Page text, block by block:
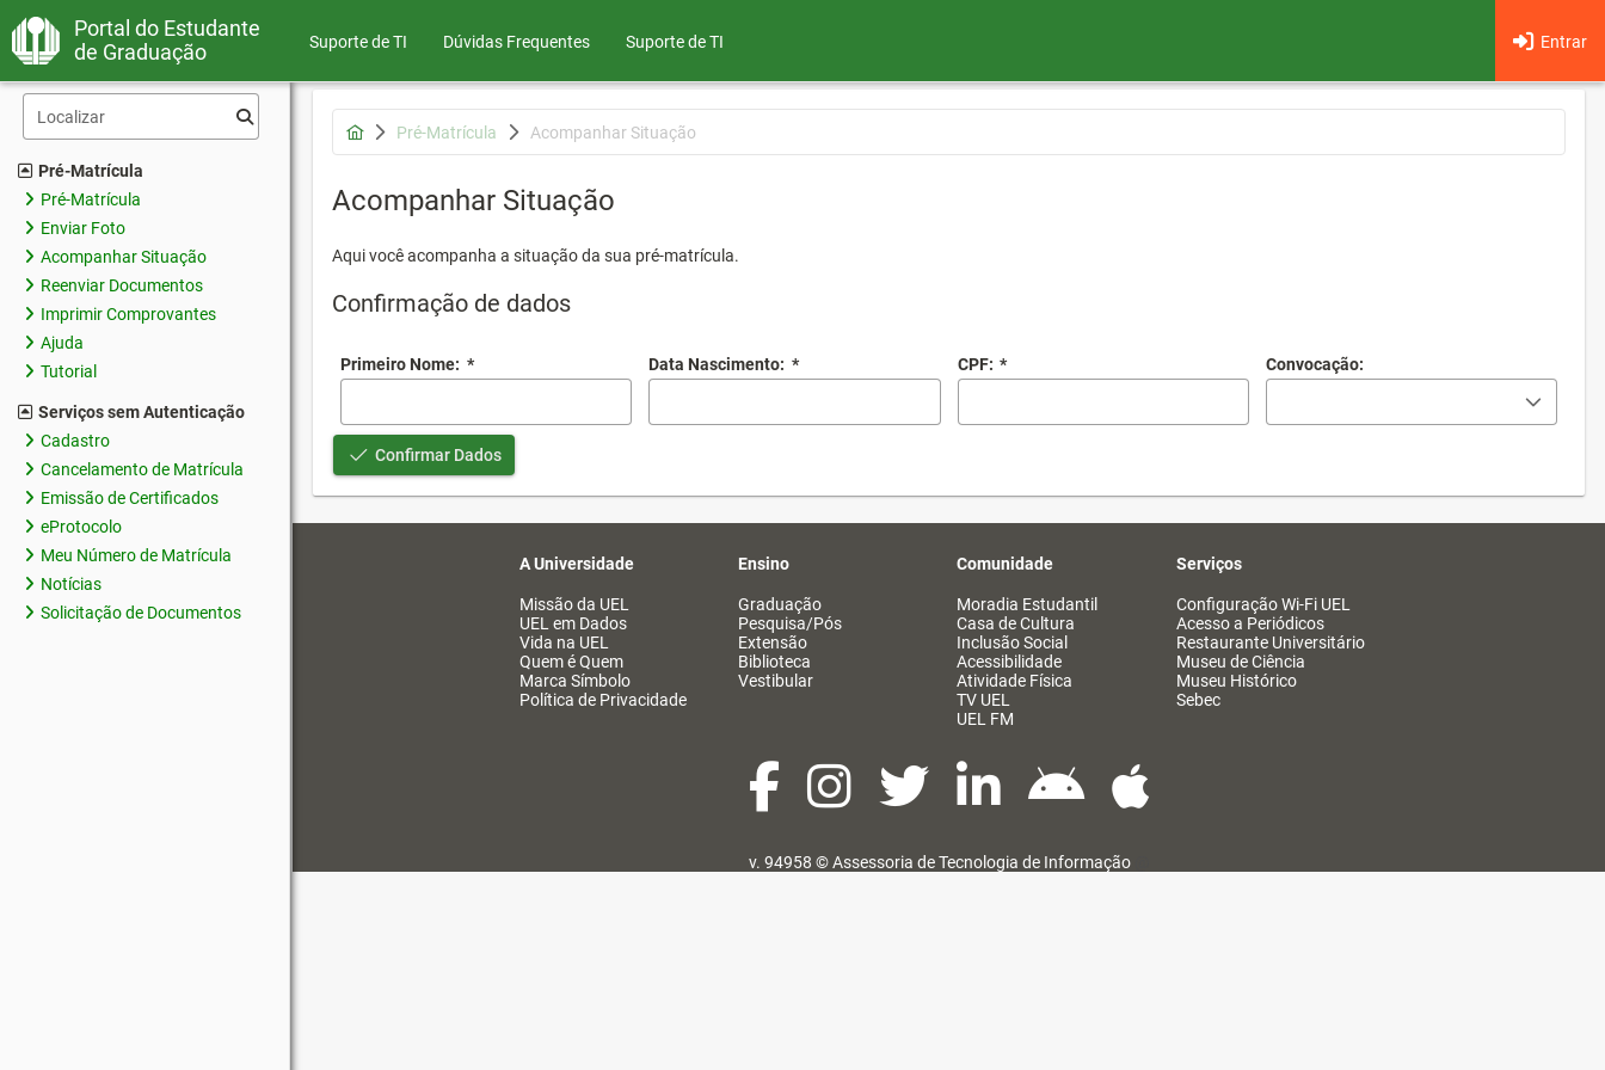
Portal do Estudante
de Graduação
Suporte de TI Dúvidas Frequentes Entrar
Suporte de TI
Pré-Matrícula
Pré-Matrícula
Enviar Foto
Acompanhar Situação
Reenviar Documentos
Imprimir Comprovantes
Ajuda
Tutorial
Serviços sem Autenticação
Cadastro
Cancelamento de Matrícula
Emissão de Certificados
eProtocolo
Meu Número de Matrícula
Notícias
Solicitação de Documentos
Pré-Matrícula Acompanhar Situação
Acompanhar Situação
Aqui você acompanha a situação da sua pré-matrícula.
Confirmação de dados
Primeiro Nome: * Data Nascimento: * CPF: * Convocação:
Confirmar Dados
A Universidade
Missão da UEL
UEL em Dados
Vida na UEL
Quem é Quem
Marca Símbolo
Política de Privacidade
Ensino
Graduação
Pesquisa/Pós
Extensão
Biblioteca
Vestibular
Comunidade
Moradia Estudantil
Casa de Cultura
Inclusão Social
Acessibilidade
Atividade Física
TV UEL
UEL FM
Serviços
Configuração Wi-Fi UEL
Acesso a Periódicos
Restaurante Universitário
Museu de Ciência
Museu Histórico
Sebec
v. 94958 ©Assessoria de Tecnologia de Informação